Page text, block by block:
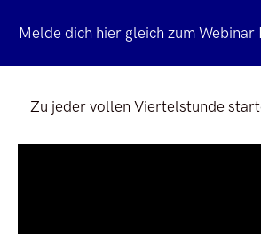
Melde dich hier gleich zum Webinar
Zu jeder vollen Viertelstunde